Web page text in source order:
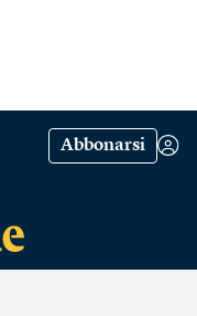
Abbonarsi